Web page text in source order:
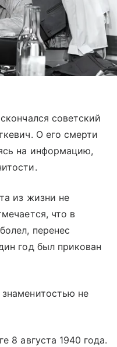
советский
О его смерти
на информацию,
из жизни не
что в
перенес
год был прикован
не
8 августа 1940 года.